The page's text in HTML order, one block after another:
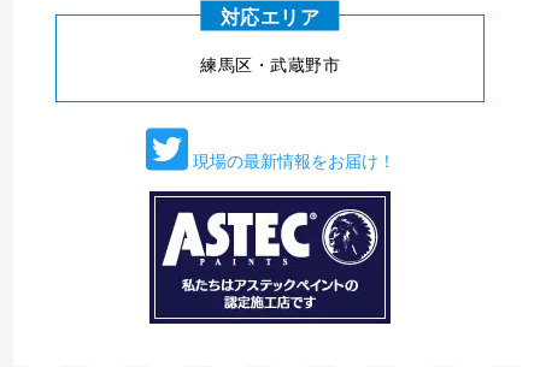
対応エリア
練⾺区・武蔵野市
現場の最新情報をお届け！